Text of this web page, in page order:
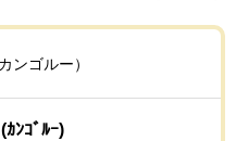
ﾝｺﾞﾙｰ)